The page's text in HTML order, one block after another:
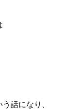
話になり、